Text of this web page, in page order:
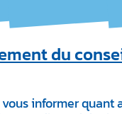
du
informer quant